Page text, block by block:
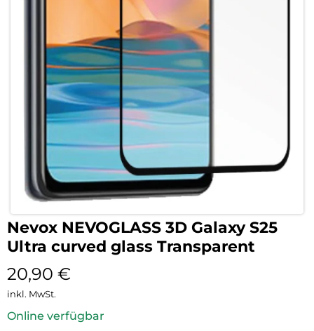
Nevox NEVOGLASS 3D Galaxy S25
Ultra curved glass Transparent
20,90 €
inkl. MwSt.
Online verfügbar